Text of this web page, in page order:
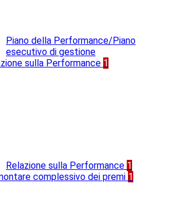
Piano della Performance/Piano
esecutivo di gestione
sulla Performance 1
Relazione sulla Performance 1
complessivo dei premi 1